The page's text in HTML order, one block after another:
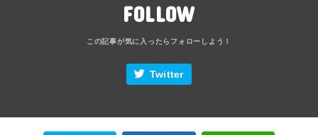
FOLLOW
Twitter